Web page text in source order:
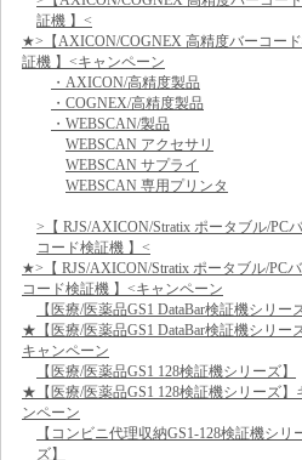
証機 】<
★>【AXICON/COGNEX 高精度バーコー
証機 】<キャンペーン
・AXICON/高精度製品
・COGNEX/高精度製品
・WEBSCAN/製品
WEBSCAN アクセサリ
WEBSCAN サプライ
WEBSCAN 専用プリンタ
>【 RJS/AXICON/Stratix ポータブル/PC
コード検証機 】<
★>【 RJS/AXICON/Stratix ポータブル/PC
コード検証機 】<キャンペーン
【医療/医薬品GS1 DataBar検証機シリー
★【医療/医薬品GS1 DataBar検証機シリーズ
キャンペーン
【医療/医薬品GS1 128検証機シリーズ】
★【医療/医薬品GS1 128検証機シリーズ】
ンペーン
【コンビニ代理収納GS1-128検証機シリ
ズ】